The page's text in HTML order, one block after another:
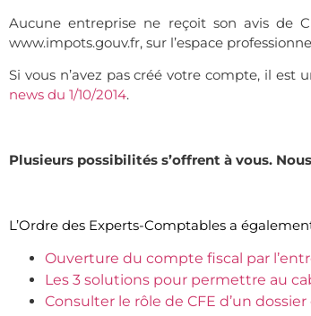
Aucune entreprise ne reçoit son avis de
www.impots.gouv.fr, sur l’espace
Si vous n’avez pas créé votre compte, il
news du 1/10/2014.
Plusieurs possibilités s’offrent à vous.
L’Ordre des Experts-Comptables a
Ouverture du compte fiscal par
Les 3 solutions pour permettre au
Consulter le rôle de CFE d’un